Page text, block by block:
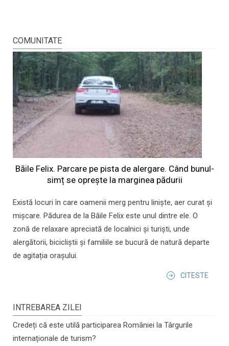
COMUNITATE
Băile Felix. Parcare pe pista de alergare. Când bunul-
simț se oprește la marginea pădurii
Există locuri în care oamenii merg pentru liniște, aer curat și
mișcare. Pădurea de la Băile Felix este unul dintre ele. O
zonă de relaxare apreciată de localnici și turiști, unde
alergătorii, bicicliștii și familiile se bucură de natură departe
de agitația orașului.
CITESTE
INTREBAREA ZILEI
Credeți că este utilă participarea României la Târgurile
internaționale de turism?